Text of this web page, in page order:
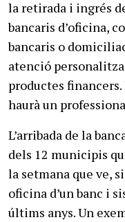
la retirada i ingrés
bancaris d’oficina,
bancaris o
atenció
productes
haurà un
L’arribada de la
dels 12 municipis
la setmana que ve,
oficina d’un banc i
últims anys. Un